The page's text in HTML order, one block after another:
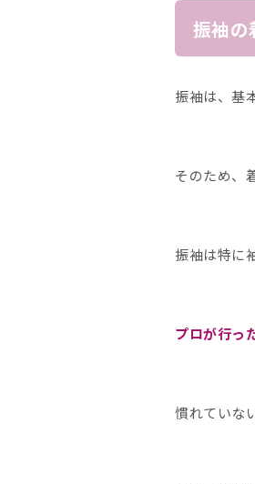
振袖の
振袖は、基
そのため、
振袖は特に
プロが行っ
慣れていな